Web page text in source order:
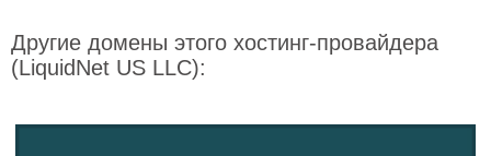
Другие домены этого хостинг-провайдера
(LiquidNet US LLC):